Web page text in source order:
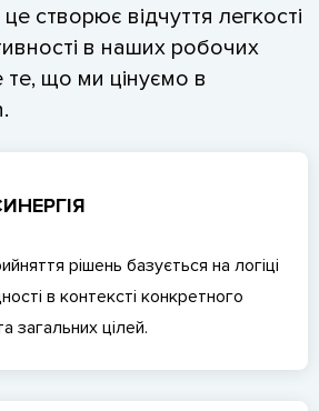
створює відчуття легкості
в наших робочих
що ми цінуємо в
рішень базується на логіці
в контексті конкретного
загальних цілей.